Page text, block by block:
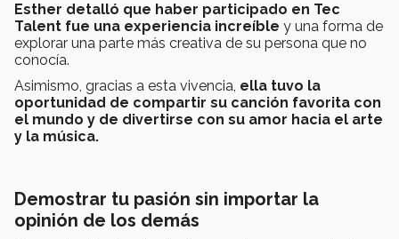
Esther detalló que haber participado en Tec
Talent fue una experiencia increíble y una forma de
explorar una parte más creativa de su persona que no
conocía.
Asimismo, gracias a esta vivencia, ella tuvo la
oportunidad de compartir su canción favorita con
el mundo y de divertirse con su amor hacia el arte
y la música.
Demostrar tu pasión sin importar la
opinión de los demás